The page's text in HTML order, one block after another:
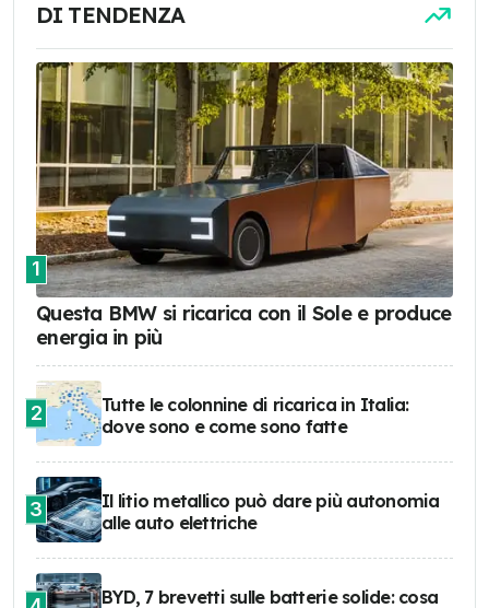
DI TENDENZA
1
Questa BMW si ricarica con il Sole e produce
energia in più
2
Tutte le colonnine di ricarica in Italia:
dove sono e come sono fatte
3
Il litio metallico può dare più autonomia
alle auto elettriche
BYD, 7 brevetti sulle batterie solide: cosa